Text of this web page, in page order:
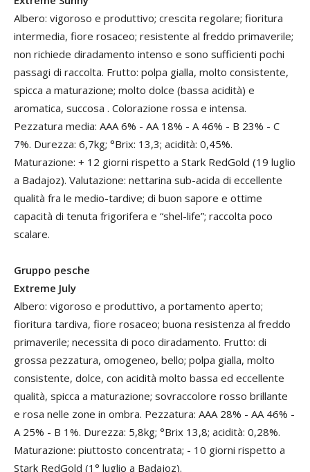
Albero: vigoroso e produttivo; crescita regolare; fioritura
intermedia, fiore rosaceo; resistente al freddo primaverile;
non richiede diradamento intenso e sono sufficienti pochi
passagi di raccolta. Frutto: polpa gialla, molto consistente,
spicca a maturazione; molto dolce (bassa acidità) e
aromatica, succosa . Colorazione rossa e intensa.
Pezzatura media: AAA 6% - AA 18% - A 46% - B 23% - C
7%. Durezza: 6,7kg; °Brix: 13,3; acidità: 0,45%.
Maturazione: + 12 giorni rispetto a Stark RedGold (19 luglio
a Badajoz). Valutazione: nettarina sub-acida di eccellente
qualità fra le medio-tardive; di buon sapore e ottime
capacità di tenuta frigorifera e “shel-life”; raccolta poco
scalare.
Gruppo pesche
Extreme July
Albero: vigoroso e produttivo, a portamento aperto;
fioritura tardiva, fiore rosaceo; buona resistenza al freddo
primaverile; necessita di poco diradamento. Frutto: di
grossa pezzatura, omogeneo, bello; polpa gialla, molto
consistente, dolce, con acidità molto bassa ed eccellente
qualità, spicca a maturazione; sovraccolore rosso brillante
e rosa nelle zone in ombra. Pezzatura: AAA 28% - AA 46% -
A 25% - B 1%. Durezza: 5,8kg; °Brix 13,8; acidità: 0,28%.
Maturazione: piuttosto concentrata; - 10 giorni rispetto a
Stark RedGold (1° luglio a Badajoz).